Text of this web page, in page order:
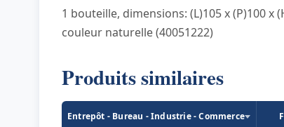
1 bouteille, dimensions: (L)105 x (P)100
couleur naturelle (40051222)
Produits similaires
Entrepôt - Bureau - Industrie - Commerce